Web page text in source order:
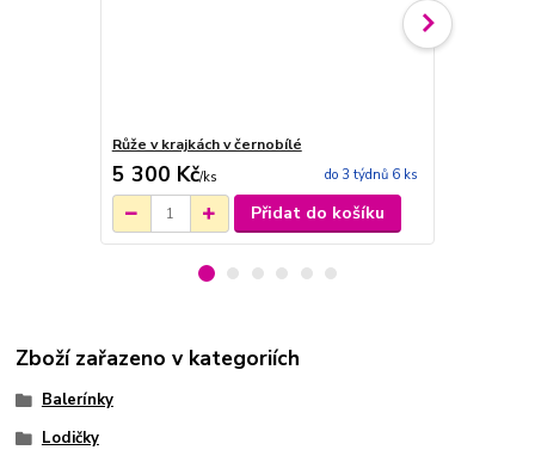
Růže v krajkách v černobílé
5 300 Kč/ks do 3 týdnů 6 ks
Přidat do košíku
Zboží zařazeno v kategoriích
Balerínky
Lodičky